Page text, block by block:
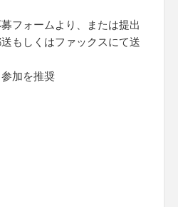
フォームより、または提出
もしくはファックスにて送
加を推奨